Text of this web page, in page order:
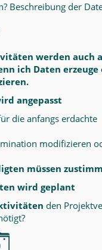
Beschreibung der
werden auch
ich Daten erzeuge
angepasst
die anfangs erdachte
modifizieren
müssen
wird geplant
den